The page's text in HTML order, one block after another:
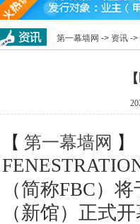
第一幕墙网 -> 资讯 ->
【 第一幕墙网 】
（简称FBC）
（新馆）正式开